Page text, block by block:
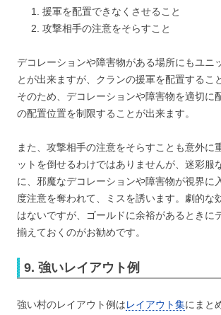
援軍を配置できなくさせること
攻撃相手の注意をそらすこと
デコレーションや障害物がある場所にもユニ
とが出来ますが、クランの援軍を配置するこ
そのため、デコレーションや障害物を適切に
の配置位置を制限することが出来ます。
また、攻撃相手の注意をそらすことも意外に
ットを倒せるわけではありませんが、迷彩服
に、邪魔なデコレーションや障害物が視界に
度注意を奪われて、ミスを誘います。劇的な
はないですが、ゴールドに余裕があるときに
揃えておくのがお勧めです。
9. 強いレイアウト例
強い村のレイアウト例はレイアウト集にまと